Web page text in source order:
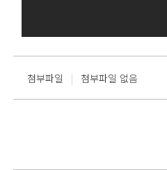
첨부파일 | 첨부파일 없음